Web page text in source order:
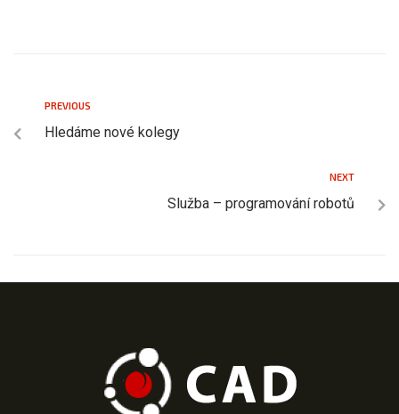
PREVIOUS
Hledáme nové kolegy
NEXT
Služba – programování robotů